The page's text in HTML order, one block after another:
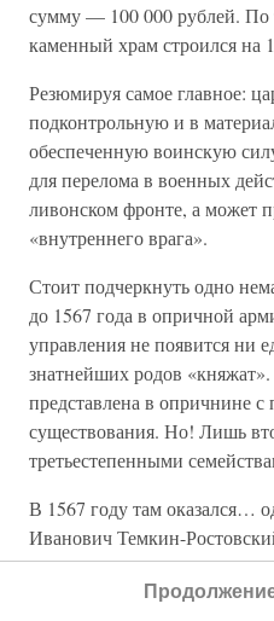
сумму — 100 000 рублей. По
каменный храм строился на
Резюмируя самое главное:
подконтрольную и в
обеспеченную воинскую
для перелома в военных
ливонском фронте, а может
«внутреннего врага».
Стоит подчеркнуть одно
до 1567 года в опричной
управления не появится ни
знатнейших родов
представлена в опричнине с
существования. Но! Лишь
третьестепенными
В 1567 году там оказался…
Иванович Темкин-
происходило медленно и
постараться, завоевывая